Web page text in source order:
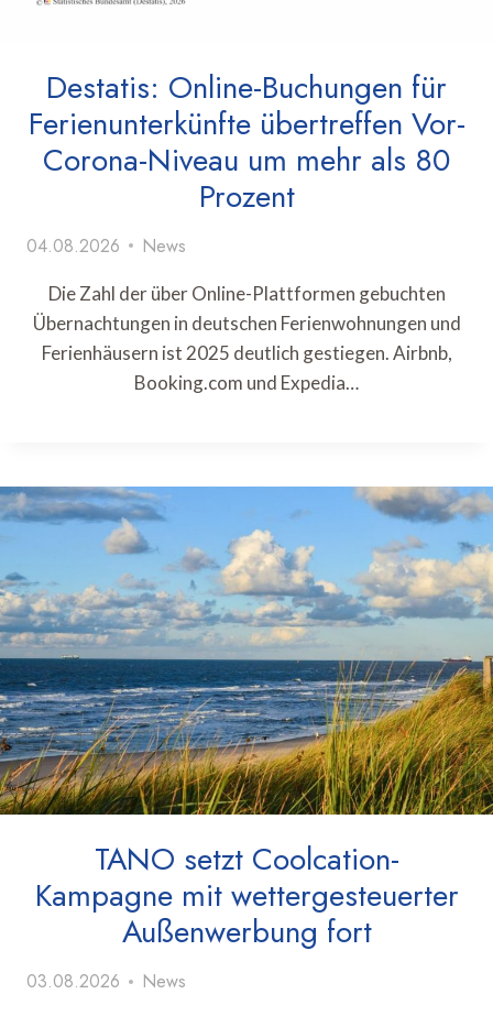
Destatis: Online-Buchungen für
Ferienunterkünfte übertreffen Vor-
Corona-Niveau um mehr als 80
Prozent
04.08.2026 News
Die Zahl der über Online-Plattformen gebuchten
Übernachtungen in deutschen Ferienwohnungen und
Ferienhäusern ist 2025 deutlich gestiegen. Airbnb,
Booking.com und Expedia…
TANO setzt Coolcation-
Kampagne mit wettergesteuerter
Außenwerbung fort
03.08.2026 News